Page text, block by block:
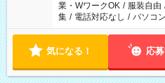
業・WワークOK / 服装自由
集 / 電話対応なし / パソコ
気になる！ 応